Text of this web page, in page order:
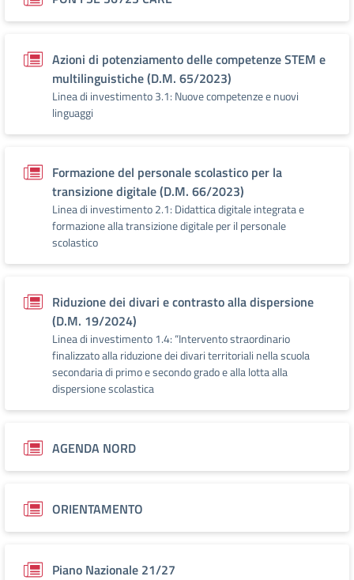
Azioni di potenziamento delle competenze STEM e
multilinguistiche (D.M. 65/2023)
Linea di investimento 3.1: Nuove competenze e nuovi
linguaggi
Formazione del personale scolastico per la
transizione digitale (D.M. 66/2023)
Linea di investimento 2.1: Didattica digitale integrata e
formazione alla transizione digitale per il personale
scolastico
Riduzione dei divari e contrasto alla dispersione
(D.M. 19/2024)
Linea di investimento 1.4: “Intervento straordinario
finalizzato alla riduzione dei divari territoriali nella scuola
secondaria di primo e secondo grado e alla lotta alla
dispersione scolastica
AGENDA NORD
ORIENTAMENTO
Piano Nazionale 21/27